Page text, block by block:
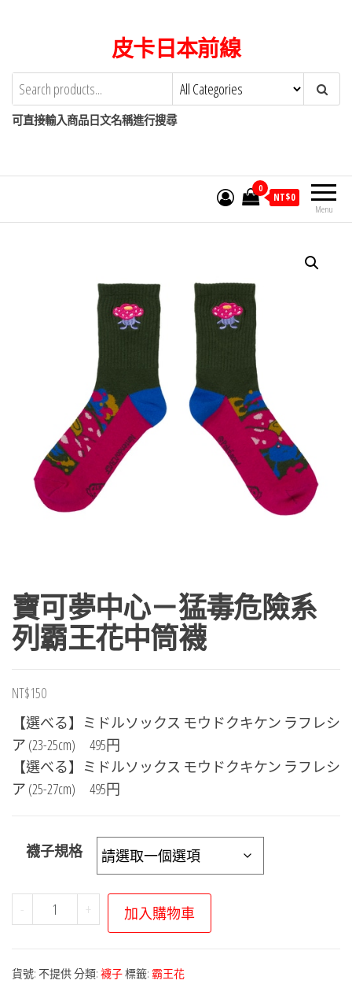
content
皮卡日本前線
可直接輸入商品日文名稱進行搜尋
Menu
0
NT$0
寶可夢中心－猛毒危險系
列霸王花中筒襪
NT$150
【選べる】ミドルソックス モウドクキケン ラフレシ
ア (23-25cm) 495円
【選べる】ミドルソックス モウドクキケン ラフレシ
ア (25-27cm) 495円
襪子規格
-
可
中
+ 加入購物車
貨號: 不提供分類: 襪子標籤: 霸王花